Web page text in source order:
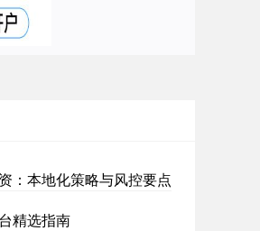
：本地化策略与风控要点
精选指南